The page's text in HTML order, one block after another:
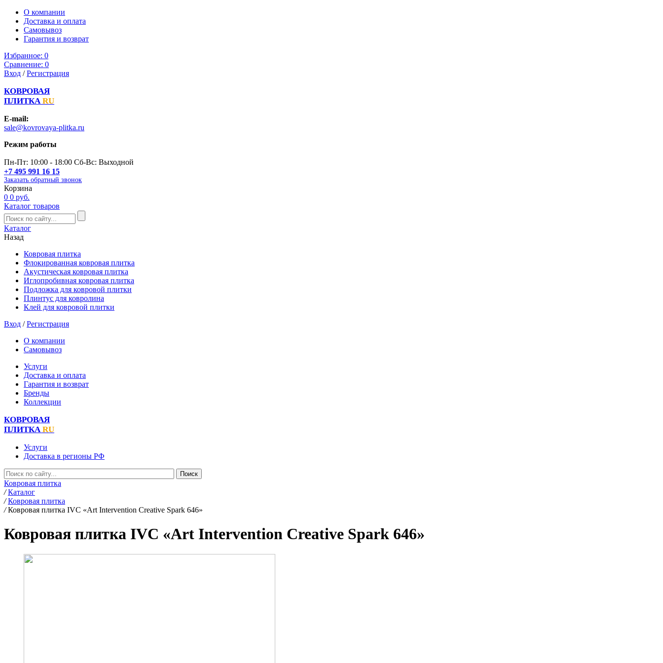
О компании
Доставка и оплата
Самовывоз
Гарантия и возврат
Избранное: 0
Сравнение: 0
Вход /Регистрация
КОВРОВАЯ
ПЛИТКА RU
E-mail:
sale@kovrovaya-plitka.ru
Режим работы
Пн-Пт: 10:00 - 18:00 Сб-Вс: Выходной
+7 495 991 16 15
Заказать обратный звонок
Корзина
0 0 руб.
Каталог товаров
Каталог
Назад
Ковровая плитка
Флокированная ковровая плитка
Акустическая ковровая плитка
Иглопробивная ковровая плитка
Подложка для ковровой плитки
Плинтус для ковролина
Клей для ковровой плитки
Вход /Регистрация
О компании
Самовывоз
Услуги
Доставка и оплата
Гарантия и возврат
Бренды
Коллекции
КОВРОВАЯ
ПЛИТКА RU
Услуги
Доставка в регионы РФ
Ковровая плитка
/ Каталог
/ Ковровая плитка
/ Ковровая плитка IVC «Art Intervention Creative Spark 646»
Ковровая плитка IVC «Art Intervention Creative Spark 646»